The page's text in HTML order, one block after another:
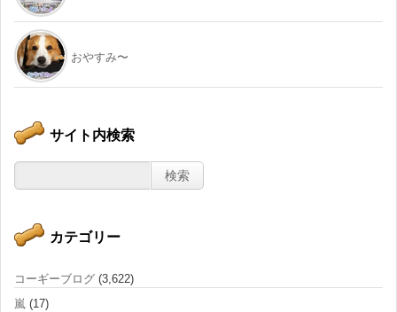
おやすみ〜
サイト内検索
カテゴリー
コーギーブログ (3,622)
嵐 (17)